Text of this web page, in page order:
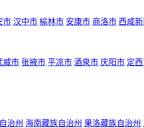
市 汉中市 榆林市 安康市 商洛市 西咸
威市 张掖市 平凉市 酒泉市 庆阳市 定
治州 海南藏族自治州 果洛藏族自治州